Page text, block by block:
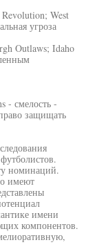
West
угроза
Outlaws; Idaho
- смелость -
защищать
номинаций.
имеют
имени
компонентов.